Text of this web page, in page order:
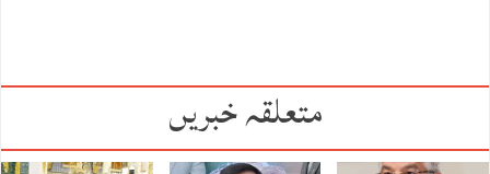
متعلقہ خبریں